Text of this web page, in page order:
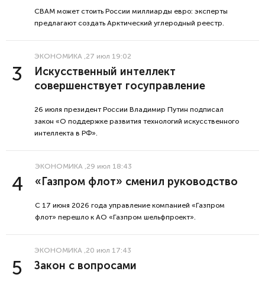
CBAM может стоить России миллиарды евро: эксперты
предлагают создать Арктический углеродный реестр.
ЭКОНОМИКА ,27 июл 19:02
Искусственный интеллект
совершенствует госуправление
26 июля президент России Владимир Путин подписал
закон «О поддержке развития технологий искусственного
интеллекта в РФ».
ЭКОНОМИКА ,29 июл 18:43
«Газпром флот» сменил руководство
С 17 июня 2026 года управление компанией «Газпром
флот» перешло к АО «Газпром шельфпроект».
ЭКОНОМИКА ,20 июл 17:43
Закон с вопросами